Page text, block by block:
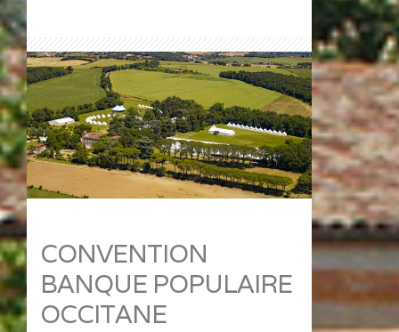
CONVENTION
BANQUE POPULAIRE
OCCITANE